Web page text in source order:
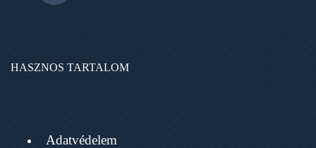
HASZNOS TARTALOM
Adatvédelem